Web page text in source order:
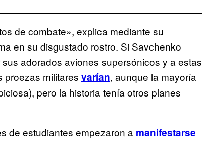
de combate», explica mediante su
en su disgustado rostro. Si Savchenko
adorados aviones supersónicos y a estas
proezas militares varían, aunque la mayoría
pero la historia tenía otros planes
de estudiantes empezaron a manifestarse